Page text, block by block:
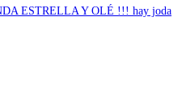
ESTRELLA Y OLÉ !!! hay joda